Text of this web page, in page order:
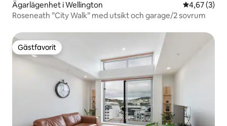
Ägarlägenhet i Wellington 4,67 av 5 i
4,67 (3)
Roseneath ”City Walk” med utsikt och garage/2 sovrum
Gästfavorit
Gästfavorit